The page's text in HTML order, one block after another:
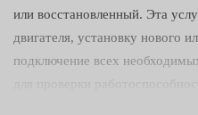
или восстановленный. Эта
двигателя, установку нового
подключение всех
для проверки